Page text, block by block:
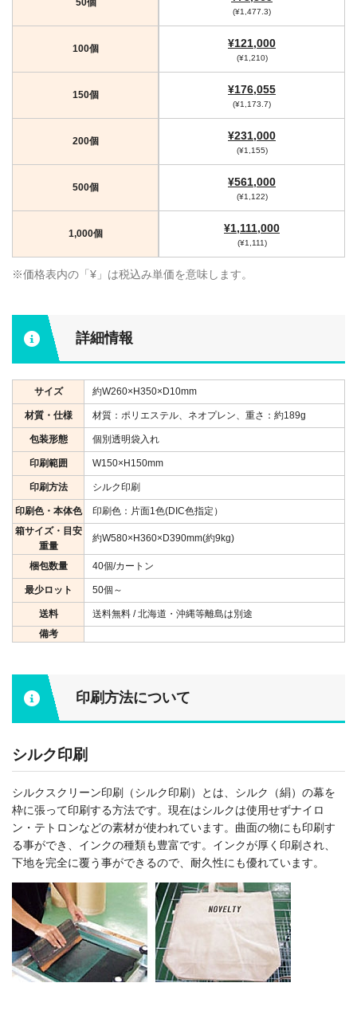
50個
(¥1,477.3)
100個 ¥121,000
(¥1,210)
150個 ¥176,055
(¥1,173.7)
200個 ¥231,000
(¥1,155)
500個 ¥561,000
(¥1,122)
1,000個 ¥1,111,000
(¥1,111)
※価格表内の「¥」は税込み単価を意味します。
詳細情報
サイズ 約W260×H350×D10mm
材質・仕様 材質：ポリエステル、ネオプレン、重さ：約189g
包装形態 個別透明袋入れ
印刷範囲 W150×H150mm
印刷方法 シルク印刷
印刷色・本体色
印刷色：片面1色(DIC色指定）
箱サイズ・目安
重量
約W580×H360×D390mm(約9kg)
梱包数量 40個/カートン
最少ロット 50個～
送料
送料無料 / 北海道・沖縄等離島は別途
備考
印刷方法について
シルク印刷
シルクスクリーン印刷（シルク印刷）とは、シルク（絹）の幕を
枠に張って印刷する方法です。現在はシルクは使用せずナイロ
ン・テトロンなどの素材が使われています。曲面の物にも印刷す
る事ができ、インクの種類も豊富です。インクが厚く印刷され、
下地を完全に覆う事ができるので、耐久性にも優れています。